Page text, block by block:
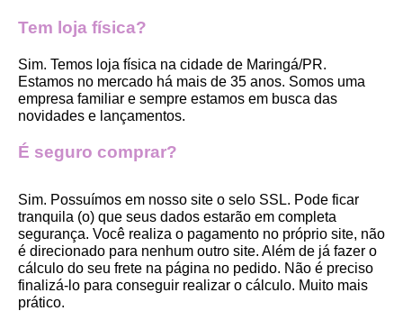
Tem loja física?
Sim. Temos loja física na cidade de Maringá/PR.
Estamos no mercado há mais de 35 anos. Somos uma
empresa familiar e sempre estamos em busca das
novidades e lançamentos.
É seguro comprar?
Sim. Possuímos em nosso site o selo SSL. Pode ficar
tranquila (o) que seus dados estarão em completa
segurança. Você realiza o pagamento no próprio site, não
é direcionado para nenhum outro site. Além de já fazer o
cálculo do seu frete na página no pedido. Não é preciso
finalizá-lo para conseguir realizar o cálculo. Muito mais
prático.